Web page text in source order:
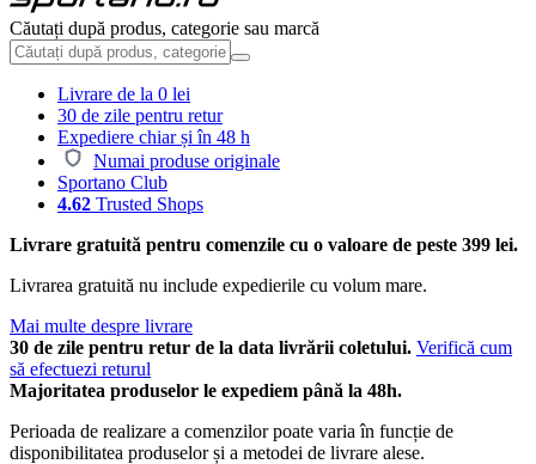
Căutați după produs, categorie sau marcă
Livrare de la 0 lei
30 de zile pentru retur
Expediere chiar și în 48 h
Numai produse originale
Sportano Club
4.62 Trusted Shops
Livrare gratuită pentru comenzile cu o valoare de peste 399 lei.
Livrarea gratuită nu include expedierile cu volum mare.
Mai multe despre livrare
30 de zile pentru retur de la data livrării coletului. Verifică cum
să efectuezi returul
Majoritatea produselor le expediem până la 48h.
Perioada de realizare a comenzilor poate varia în funcție de
disponibilitatea produselor și a metodei de livrare alese.